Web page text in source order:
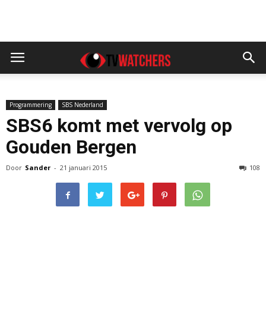
Programmering SBS Nederland
SBS6 komt met vervolg op
Gouden Bergen
Door Sander - 21 januari 2015 108